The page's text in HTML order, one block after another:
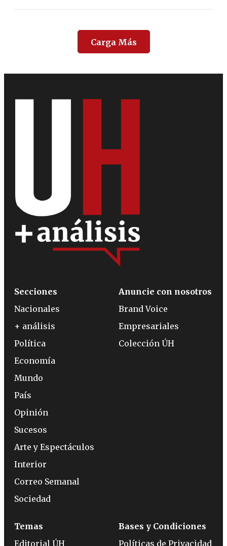
Carga Más
Secciones
Nacionales
+ análisis
Política
Economía
Mundo
País
Opinión
Sucesos
Arte y Espectáculos
Interior
Correo Semanal
Sociedad
Anuncie con nosotros
Brand Voice
Empresariales
Colección ÚH
Temas
Editorial ÚH
Bases y Condiciones
Políticas de Privacidad